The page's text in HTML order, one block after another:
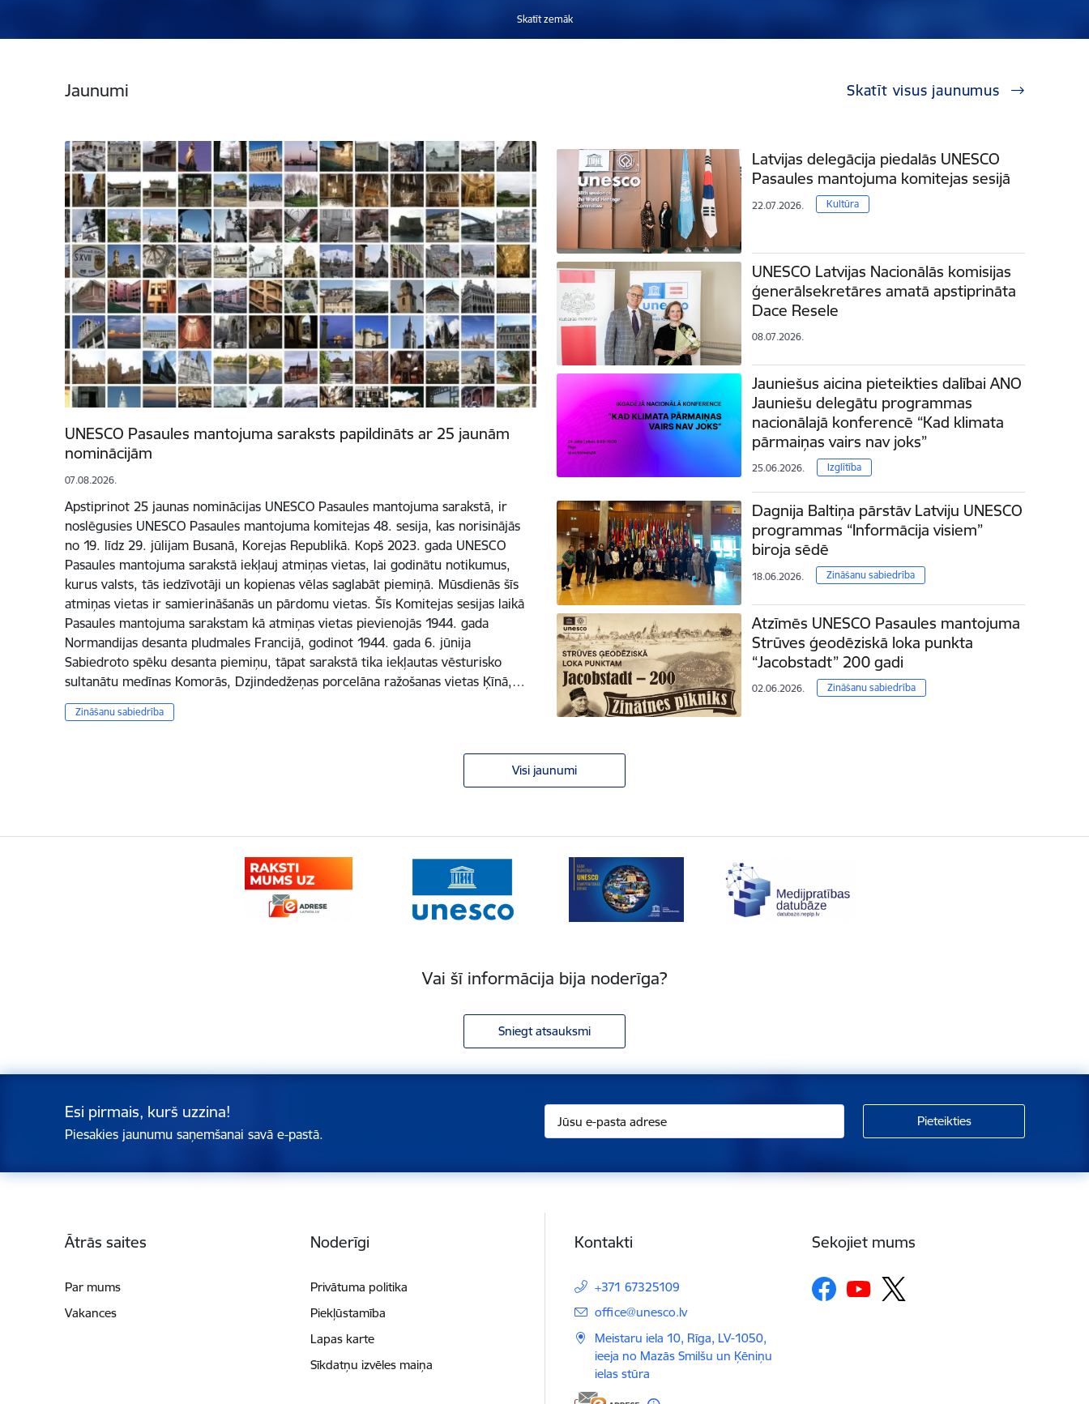
Skatīt zemāk
Jaunumi Skatīt visus jaunumus
UNESCO Pasaules mantojuma saraksts papildināts ar 25 jaunām
nominācijām
07.08.2026.
Apstiprinot 25 jaunas nominācijas UNESCO Pasaules mantojuma sarakstā, ir
noslēgusies UNESCO Pasaules mantojuma komitejas 48. sesija, kas norisinājās
no 19. līdz 29. jūlijam Busanā, Korejas Republikā. Kopš 2023. gada UNESCO
Pasaules mantojuma sarakstā iekļauj atmiņas vietas, lai godinātu notikumus,
kurus valsts, tās iedzīvotāji un kopienas vēlas saglabāt piemiņā. Mūsdienās šīs
atmiņas vietas ir samierināšanās un pārdomu vietas. Šīs Komitejas sesijas laikā
Pasaules mantojuma sarakstam kā atmiņas vietas pievienojās 1944. gada
Normandijas desanta pludmales Francijā, godinot 1944. gada 6. jūnija
Sabiedroto spēku desanta piemiņu, tāpat sarakstā tika iekļautas vēsturisko
sultanātu medīnas Komorās, Dzjindedžeņas porcelāna ražošanas vietas Ķīnā,…
Zināšanu sabiedrība
Latvijas delegācija piedalās UNESCO
Pasaules mantojuma komitejas sesijā
22.07.2026. Kultūra
UNESCO Latvijas Nacionālās komisijas
ģenerālsekretāres amatā apstiprināta
Dace Resele
08.07.2026.
Jauniešus aicina pieteikties dalībai ANO
Jauniešu delegātu programmas
nacionālajā konferencē “Kad klimata
pārmaiņas vairs nav joks”
25.06.2026. Izglītība
Dagnija Baltiņa pārstāv Latviju UNESCO
programmas “Informācija visiem”
biroja sēdē
18.06.2026. Zināšanu sabiedrība
Atzīmēs UNESCO Pasaules mantojuma
Strūves ģeodēziskā loka punkta
“Jacobstadt” 200 gadi
02.06.2026. Zināšanu sabiedrība
Visi jaunumi
Vai šī informācija bija noderīga?
Sniegt atsauksmi
Esi pirmais, kurš uzzina!
Piesakies jaunumu saņemšanai savā e-pastā.
Ātrās saites
Par mums
Vakances
Noderīgi
Privātuma politika
Piekļūstamība
Lapas karte
Sīkdatņu izvēles maiņa
Kontakti
+371 67325109
E-pasts:
office@unesco.lv
Meistaru iela 10, Rīga, LV-1050,
ieeja no Mazās Smilšu un Ķēniņu
ielas stūra
Sekojiet mums